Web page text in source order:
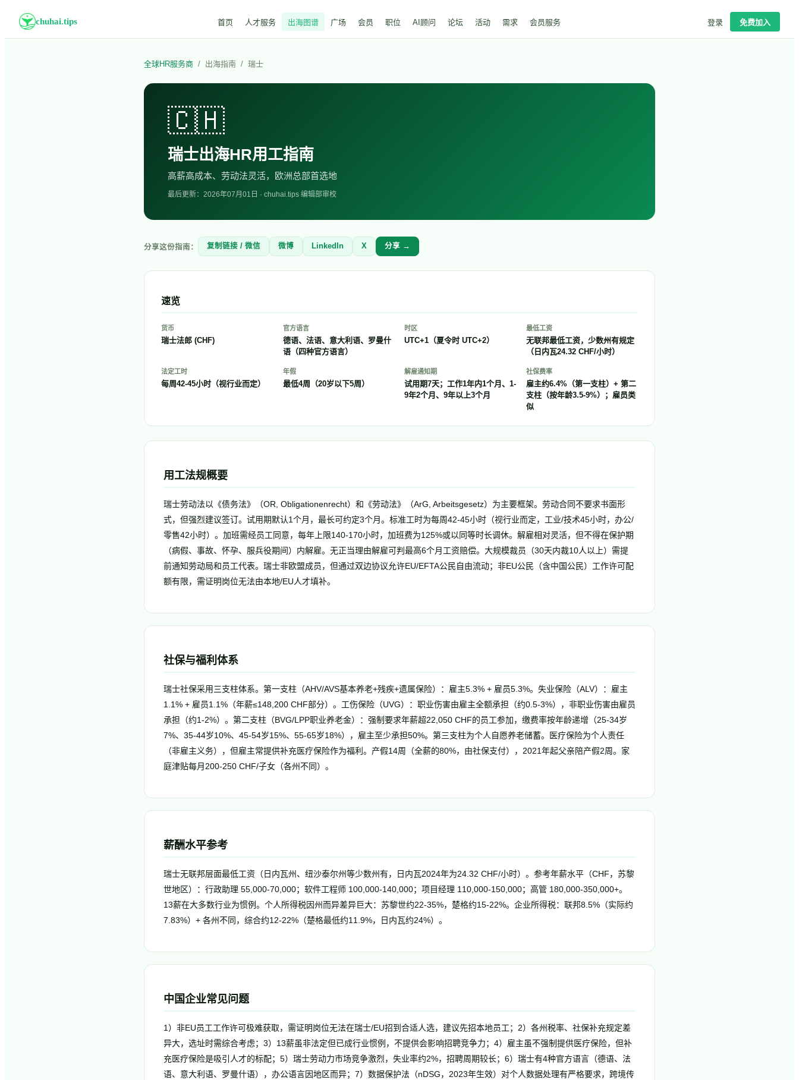
chuhai.tips 首页 人才服务 出海图谱 广场 会员 职位 AI顾问 论坛 活动 需求 会员服务 登录 免费加入
全球HR服务商 / 出海指南 / 瑞士
🇨🇭
瑞士出海HR用工指南
高薪高成本、劳动法灵活，欧洲总部首选地
最后更新： 2026年07月01 日 · chuhai.tips 编辑部审校
分享这份指南： 复制链接 / 微信 微博 LinkedIn X 分享 →
速览
货币
瑞士法郎 (CHF)
官方语言
德语、法语、意大利语、罗曼什
语（四种官方语言）
时区
UTC+1（夏令时 UTC+2）
最低工资
无联邦最低工资，少数州有规定
（日内瓦24.32 CHF/小时）
法定工时
每周42-45小时（视行业而定）
年假
最低4周（20岁以下5周）
解雇通知期
试用期7天；工作1年内1个月、1-
9年2个月、9年以上3个月
社保费率
雇主约6.4%（第一支柱）+ 第二
支柱（按年龄3.5-9%）；雇员类
似
用工法规概要
瑞士劳动法以《债务法》（OR, Obligationenrecht）和《劳动法》（ArG, Arbeitsgesetz）为主要框架。劳动合同不要求书面形
式，但强烈建议签订。试用期默认1个月，最长可约定3个月。标准工时为每周42-45小时（视行业而定，工业/技术45小时，办公/
零售42小时）。加班需经员工同意，每年上限140-170小时，加班费为125%或以同等时长调休。解雇相对灵活，但不得在保护期
（病假、事故、怀孕、服兵役期间）内解雇。无正当理由解雇可判最高6个月工资赔偿。大规模裁员（30天内裁10人以上）需提
前通知劳动局和员工代表。瑞士非欧盟成员，但通过双边协议允许EU/EFTA公民自由流动；非EU公民（含中国公民）工作许可配
额有限，需证明岗位无法由本地/EU人才填补。
社保与福利体系
瑞士社保采用三支柱体系。第一支柱（AHV/AVS基本养老+残疾+遗属保险）：雇主5.3% + 雇员5.3%。失业保险（ALV）：雇主
1.1% + 雇员1.1%（年薪≤148,200 CHF部分）。工伤保险（UVG）：职业伤害由雇主全额承担（约0.5-3%），非职业伤害由雇员
承担（约1-2%）。第二支柱（BVG/LPP职业养老金）：强制要求年薪超22,050 CHF的员工参加，缴费率按年龄递增（25-34岁
7%、35-44岁10%、45-54岁15%、55-65岁18%），雇主至少承担50%。第三支柱为个人自愿养老储蓄。医疗保险为个人责任
（非雇主义务），但雇主常提供补充医疗保险作为福利。产假14周（全薪的80%，由社保支付），2021年起父亲陪产假2周。家
庭津贴每月200-250 CHF/子女（各州不同）。
薪酬水平参考
瑞士无联邦层面最低工资（日内瓦州、纽沙泰尔州等少数州有，日内瓦2024年为24.32 CHF/小时）。参考年薪水平（CHF，苏黎
世地区）：行政助理 55,000-70,000；软件工程师 100,000-140,000；项目经理 110,000-150,000；高管 180,000-350,000+。
13薪在大多数行业为惯例。个人所得税因州而异差异巨大：苏黎世约22-35%，楚格约15-22%。企业所得税：联邦8.5%（实际约
7.83%）+ 各州不同，综合约12-22%（楚格最低约11.9%，日内瓦约24%）。
中国企业常见问题
1）非EU员工工作许可极难获取，需证明岗位无法在瑞士/EU招到合适人选，建议先招本地员工；2）各州税率、社保补充规定差
异大，选址时需综合考虑；3）13薪虽非法定但已成行业惯例，不提供会影响招聘竞争力；4）雇主虽不强制提供医疗保险，但补
充医疗保险是吸引人才的标配；5）瑞士劳动力市场竞争激烈，失业率约2%，招聘周期较长；6）瑞士有4种官方语言（德语、法
语、意大利语、罗曼什语），办公语言因地区而异；7）数据保护法（nDSG，2023年生效）对个人数据处理有严格要求，跨境传